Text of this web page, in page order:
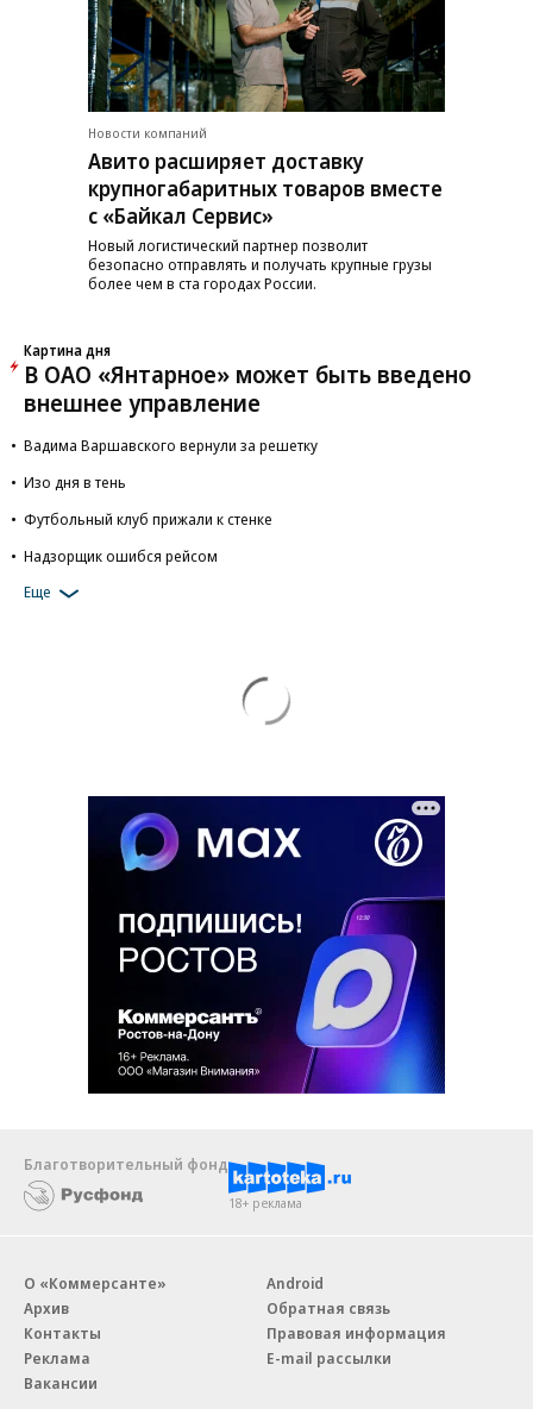
Новости компаний
Авито расширяет доставку
крупногабаритных товаров вместе
с «Байкал Сервис»
Новый логистический партнер позволит
безопасно отправлять и получать крупные грузы
более чем в ста городах России.
Картина дня
В ОАО «Янтарное» может быть введено
внешнее управление
Вадима Варшавского вернули за решетку
Изо дня в тень
Футбольный клуб прижали к стенке
Надзорщик ошибся рейсом
Еще
Благотворительный фонд
18+ реклама
О «Коммерсанте»
Архив
Контакты
Реклама
Вакансии
Android
Обратная связь
Правовая информация
E-mail рассылки